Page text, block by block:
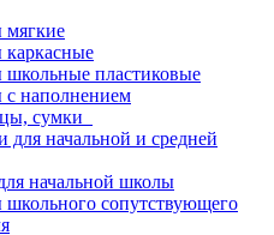
пластиковые
наполнением
сумки
для начальной и средней
начальной школы
сопутствующего